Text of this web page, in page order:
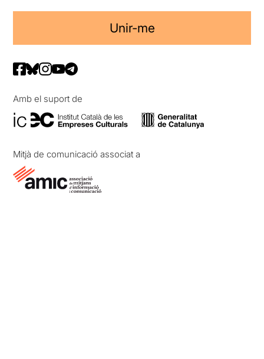
Unir-me
Amb el suport de
Mitjà de comunicació associat a